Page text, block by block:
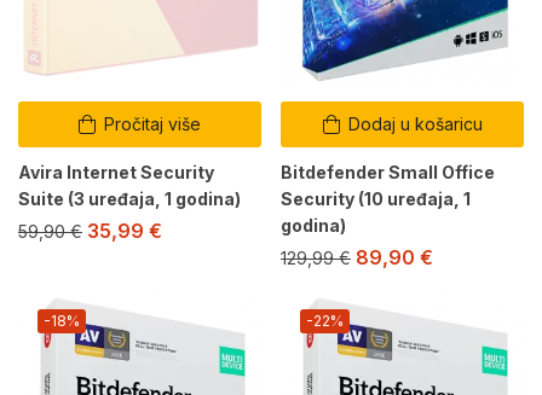
Pročitaj više
Avira Internet Security
Suite (3 uređaja, 1 godina)
59,90€ 35,99 €
Dodaj u košaricu
Bitdefender Small Office
Security (10 uređaja, 1
godina)
129,99€ 89,90 €
-18% -22%